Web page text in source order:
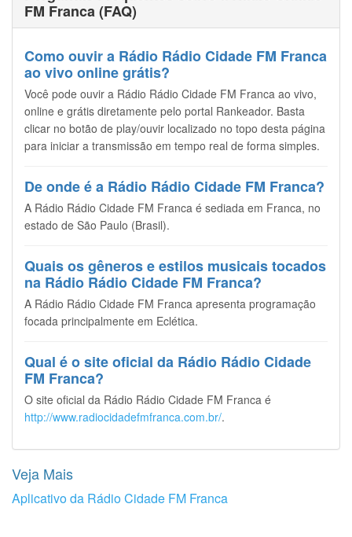
FM Franca (FAQ)
Como ouvir a Rádio Rádio Cidade FM Franca
ao vivo online grátis?
Você pode ouvir a Rádio Rádio Cidade FM Franca ao vivo,
online e grátis diretamente pelo portal Rankeador. Basta
clicar no botão de play/ouvir localizado no topo desta página
para iniciar a transmissão em tempo real de forma simples.
De onde é a Rádio Rádio Cidade FM Franca?
A Rádio Rádio Cidade FM Franca é sediada em Franca, no
estado de São Paulo (Brasil).
Quais os gêneros e estilos musicais tocados
na Rádio Rádio Cidade FM Franca?
A Rádio Rádio Cidade FM Franca apresenta programação
focada principalmente em Eclética.
Qual é o site oficial da Rádio Rádio Cidade
FM Franca?
O site oficial da Rádio Rádio Cidade FM Franca é
http://www.radiocidadefmfranca.com.br/.
Veja Mais
Aplicativo da Rádio Cidade FM Franca